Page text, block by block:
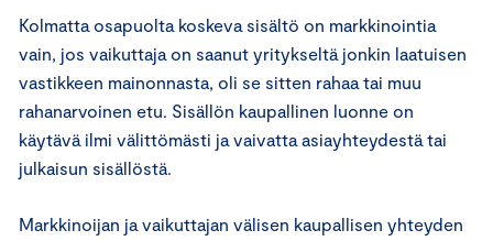
Kolmatta osapuolta koskeva sisältö on markkinointia
vain, jos vaikuttaja on saanut yritykseltä jonkin laatuisen
vastikkeen mainonnasta, oli se sitten rahaa tai muu
rahanarvoinen etu. Sisällön kaupallinen luonne on
käytävä ilmi välittömästi ja vaivatta asiayhteydestä tai
julkaisun sisällöstä.
Markkinoijan ja vaikuttajan välisen kaupallisen yhteyden